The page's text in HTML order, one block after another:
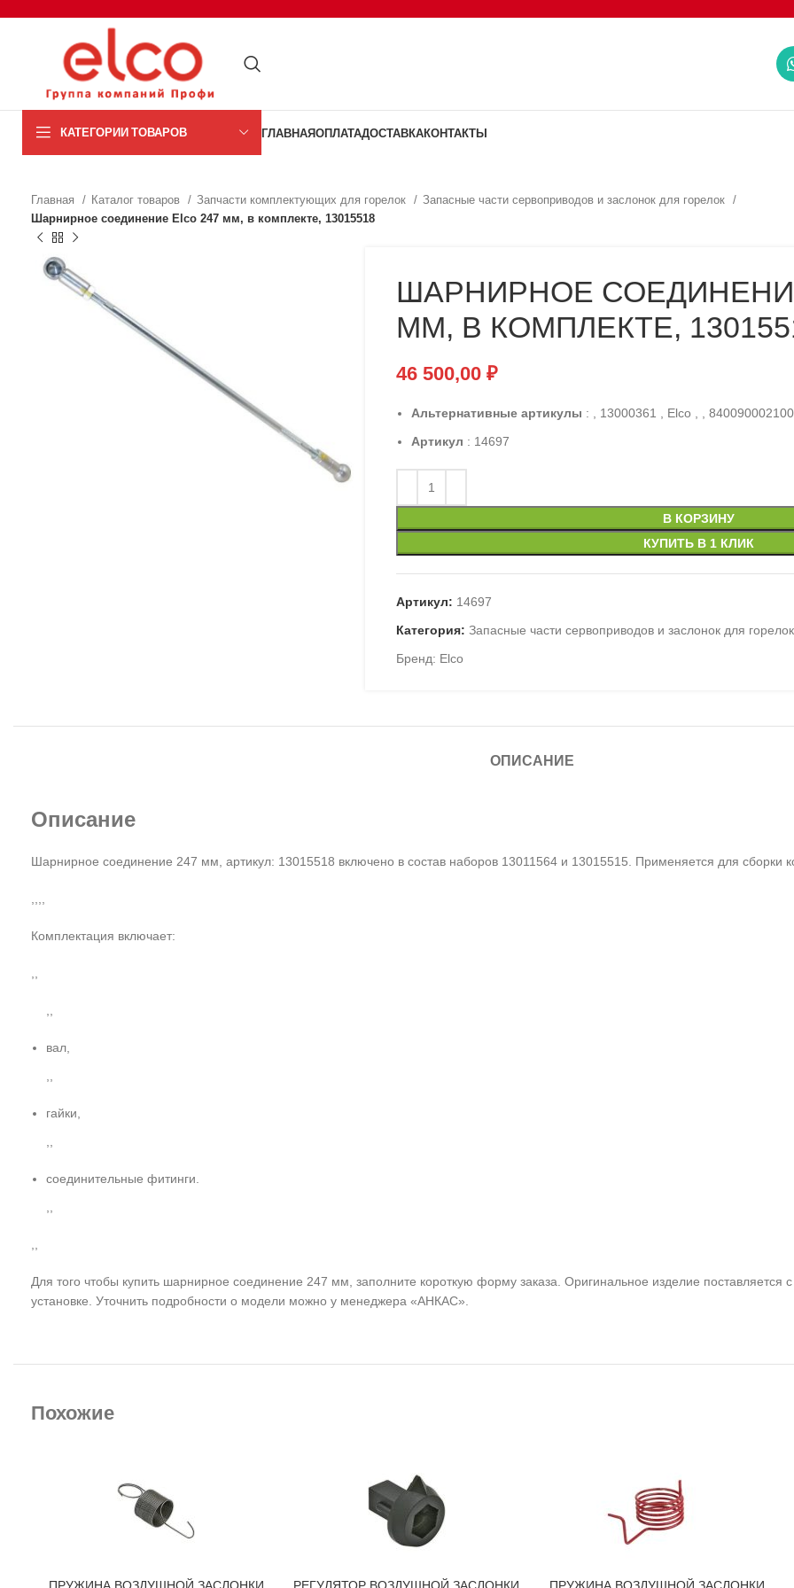
КАТЕГОРИИ ТОВАРОВ ГЛАВНАЯОПЛАТАДОСТАВКАКОНТАКТЫ
Главная Каталог товаров Запчасти комплектующих для горелок
Запасные части сервоприводов и заслонок для горелок
Шарнирное соединение Elco 247 мм, в комплекте, 13015518
ШАРНИРНОЕ
ММ, В КОМПЛЕКТЕ,
46 500,00 ₽
Альтернативные артикулы : , 13000361 , Elco , ,
Артикул : 14697
В КОРЗИНУ
КУПИТЬ В 1 КЛИК
Артикул: 14697
Категория: Запасные части сервоприводов и заслонок для горелок
Бренд: Elco
ОПИСАНИЕ
Описание
Шарнирное соединение 247 мм, артикул: 13015518 включено в состав наборов 13011564 и 13015515. Применяется для сборки
Комплектация включает:
вал,
гайки,
соединительные фитинги.
Для того чтобы купить шарнирное соединение 247 мм, заполните короткую форму заказа. Оригинальное изделие поставляется
установке. Уточнить подробности о модели можно у менеджера «АНКАС».
Похожие